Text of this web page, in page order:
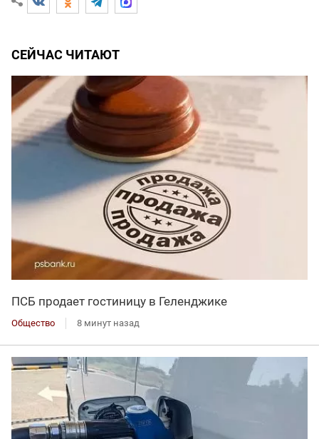
СЕЙЧАС ЧИТАЮТ
ПСБ продает гостиницу в Геленджике
Общество 8 минут назад